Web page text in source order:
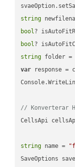
string
bool?
bool?
string folder =
var response =
// Konverterar
CellsApi
string name =
SaveOptions